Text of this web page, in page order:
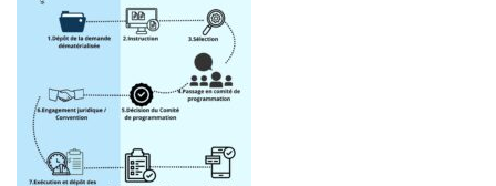
SIGNALER UNE FRAUDE